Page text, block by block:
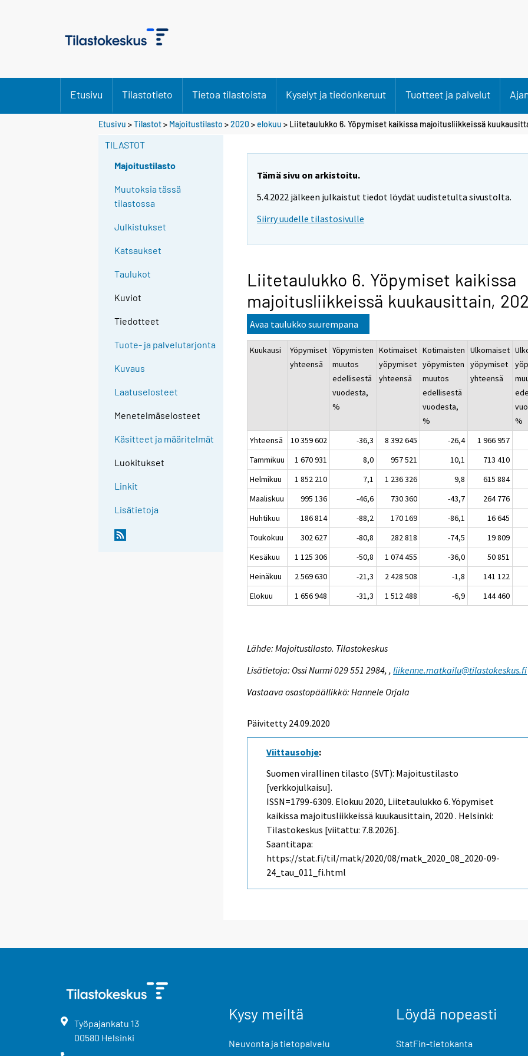
Etusivu Tilastotieto Tietoa tilastoista Kyselyt ja tiedonkeruut Tuotteet ja palvelut
Etusivu >Tilastot> Majoitustilasto >2020 >elokuu > Liitetaulukko 6. Yöpymiset kaikissa majoitusliikkeissä
TILASTOT
Majoitustilasto
Muutoksia tässä
tilastossa
Julkistukset
Katsaukset
Taulukot
Kuviot
Tiedotteet
Tuote- ja palvelutarjonta
Kuvaus
Laatuselosteet
Menetelmäselosteet
Käsitteet ja määritelmät
Luokitukset
Linkit
Lisätietoja
Tämä sivu on arkistoitu.
5.4.2022 jälkeen julkaistut tiedot löydät uudistetulta sivustolta.
Siirry uudelle tilastosivulle
Liitetaulukko 6. Yöpymiset kaikissa
majoitusliikkeissä kuukausittain,
Avaa taulukko suurempana
Kuukausi
Yöpymiset
yhteensä
Yöpymisten
muutos
edellisestä
vuodesta,
%
Kotimaiset
yöpymiset
yhteensä
Kotimaisten
yöpymisten
muutos
edellisestä
vuodesta,
%
Ulkomaiset
yöpymiset
yhteensä
%
Yhteensä
10 359 602 -36,3 8 392 645 -26,4 1 966 957
Tammikuu
1 670 931 8,0 957 521 10,1 713 410
Helmikuu
1 852 210 7,1 1 236 326 9,8 615 884
Maaliskuu
995 136 -46,6 730 360 -43,7 264 776
Huhtikuu
186 814 -88,2 170 169 -86,1 16 645
Toukokuu
302 627 -80,8 282 818 -74,5 19 809
Kesäkuu
1 125 306 -50,8 1 074 455 -36,0 50 851
Heinäkuu
2 569 630 -21,3 2 428 508 -1,8 141 122
Elokuu
1 656 948 -31,3 1 512 488 -6,9 144 460
Lähde: Majoitustilasto. Tilastokeskus
Lisätietoja: Ossi Nurmi 029 551 2984, ,liikenne.matkailu@tilastokeskus.fi
Vastaava osastopäällikkö: Hannele Orjala
Päivitetty 24.09.2020
Viittausohje:
Suomen virallinen tilasto (SVT): Majoitustilasto
[verkkojulkaisu].
ISSN=1799-6309. Elokuu 2020, Liitetaulukko 6. Yöpymiset
kaikissa majoitusliikkeissä kuukausittain, 2020 . Helsinki:
Tilastokeskus [viitattu: 7.8.2026].
Saantitapa:
https://stat.fi/til/matk/2020/08/matk_2020_08_2020-09-
24_tau_011_fi.html
Työpajankatu 13
00580 Helsinki
Kysy meiltä
Neuvonta ja tietopalvelu
Löydä nopeasti
StatFin-tietokanta